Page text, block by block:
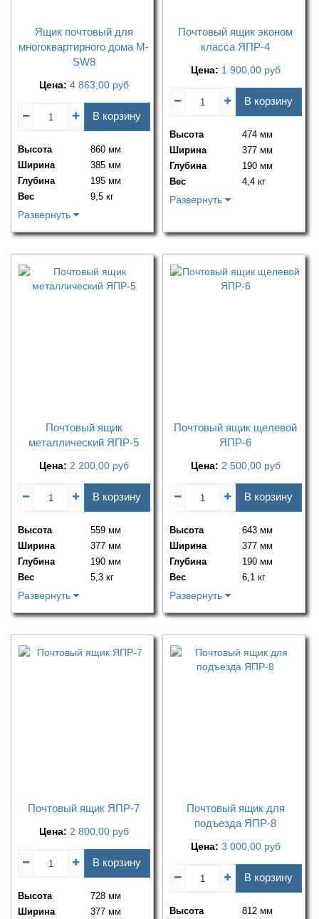
Ящик почтовый для
многоквартирного дома M-
SW8
Цена: 4 863,00 руб
В корзину
Высота
860 мм
Ширина
385 мм
Глубина
195 мм
Вес
9,5 кг
Развернуть
Почтовый ящик эконом
класса ЯПР-4
Цена: 1 900,00 руб
В корзину
Высота
474 мм
Ширина
377 мм
Глубина
190 мм
Вес
4,4 кг
Развернуть
Почтовый ящик
металлический ЯПР-5
Цена: 2 200,00 руб
В корзину
Высота
559 мм
Ширина
377 мм
Глубина
190 мм
Вес
5,3 кг
Развернуть
Почтовый ящик щелевой
ЯПР-6
Цена: 2 500,00 руб
В корзину
Высота
643 мм
Ширина
377 мм
Глубина
190 мм
Вес
6,1 кг
Развернуть
Почтовый ящик ЯПР-7
Цена: 2 800,00 руб
В корзину
Высота
728 мм
Ширина
377 мм
Почтовый ящик для
подъезда ЯПР-8
Цена: 3 000,00 руб
В корзину
Высота 812 мм